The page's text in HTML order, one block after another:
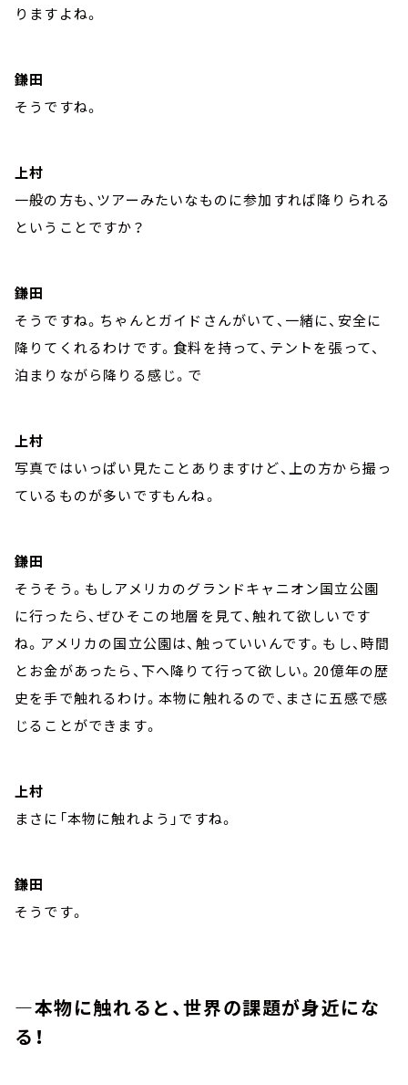
りますよね。
鎌田
そうですね。
上村
一般の方も、ツアーみたいなものに参加すれば降りられる
ということですか？
鎌田
そうですね。ちゃんとガイドさんがいて、一緒に、安全に
降りてくれるわけです。食料を持って、テントを張って、
泊まりながら降りる感じ。で
上村
写真ではいっぱい見たことありますけど、上の方から撮っ
ているものが多いですもんね。
鎌田
そうそう。もしアメリカのグランドキャニオン国立公園
に行ったら、ぜひそこの地層を見て、触れて欲しいです
ね。アメリカの国立公園は、触っていいんです。もし、時間
とお金があったら、下へ降りて行って欲しい。20億年の歴
史を手で触れるわけ。本物に触れるので、まさに五感で感
じることができます。
上村
まさに「本物に触れよう」ですね。
鎌田
そうです。
―本物に触れると、世界の課題が身近にな
る！